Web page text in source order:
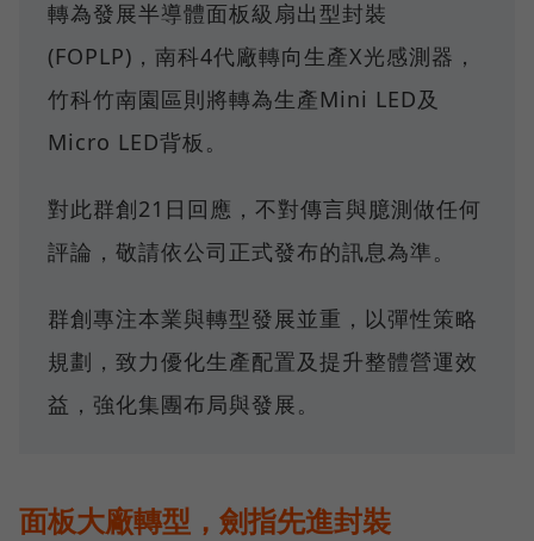
轉為發展半導體面板級扇出型封裝
(FOPLP)，南科4代廠轉向生產X光感測器，
竹科竹南園區則將轉為生產Mini LED及
Micro LED背板。
對此群創21日回應，不對傳言與臆測做任何
評論，敬請依公司正式發布的訊息為準。
群創專注本業與轉型發展並重，以彈性策略
規劃，致力優化生產配置及提升整體營運效
益，強化集團布局與發展。
面板大廠轉型，劍指先進封裝